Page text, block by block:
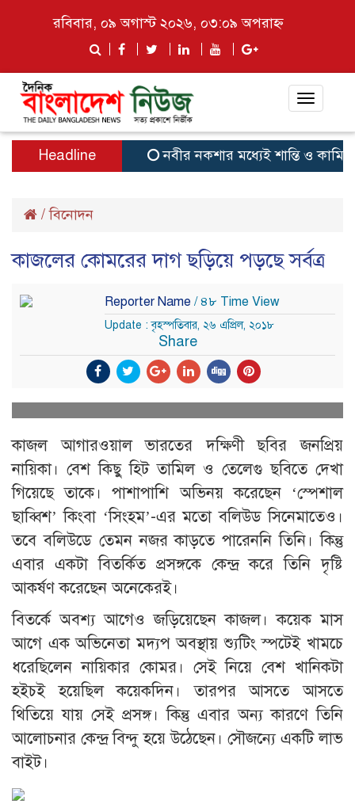
রবিবার, ০৯ অগাস্ট ২০২৬, ০৩:০৯ অপরাহ্ন
Toggle
Headline নবীর নকশার মধ্যেই শান্তি ও
/বিনোদন
কাজলের কোমরের দাগ ছড়িয়ে পড়ছে সর্বত্র
Reporter Name / ৪৮ Time View
Update : বৃহস্পতিবার, ২৬ এপ্রিল, ২০১৮
Share
কাজল আগারওয়াল ভারতের দক্ষিণী ছবির জনপ্রিয়
নায়িকা। বেশ কিছু হিট তামিল ও তেলেগু ছবিতে দেখা
গিয়েছে তাকে। পাশাপাশি অভিনয় করেছেন ‘স্পেশাল
ছাব্বিশ’ কিংবা ‘সিংহম’-এর মতো বলিউড সিনেমাতেও।
তবে বলিউডে তেমন নজর কাড়তে পারেননি তিনি। কিন্তু
এবার একটা বিতর্কিত প্রসঙ্গকে কেন্দ্র করে তিনি দৃষ্টি
আকর্ষণ করেছেন অনেকেরই।
বিতর্কে অবশ্য আগেও জড়িয়েছেন কাজল। কয়েক মাস
আগে এক অভিনেতা মদ্যপ অবস্থায় শ্যুটিং স্পটেই খামচে
ধরেছিলেন নায়িকার কোমর। সেই নিয়ে বেশ খানিকটা
হইচই হয়েছিল কয়েকদিন। তারপর আসতে আসতে
থিতিয়ে যায় সেই প্রসঙ্গ। কিন্তু এবার অন্য কারণে তিনি
আলোচনার কেন্দ্র বিন্দু হয়ে উঠেছেন। সৌজন্যে একটি লাভ
বাইট।